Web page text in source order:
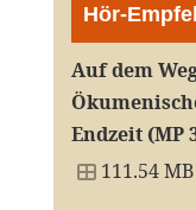
Hör-
Auf dem
Endzeit (MP
111.54